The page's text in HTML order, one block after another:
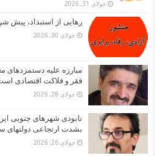
جولای 31, 2026
رهایی از استبداد، پیش
جولای 30, 2026
مبارزه علیه دستمزدهای
فقر و فلاکت اقتصادی
جولای 28, 2026
نابودی شهرهای جنوبی
بشدت ارتجاعی دولتهای
جولای 26, 2026